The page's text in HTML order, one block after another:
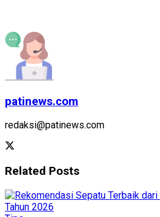
patinews.com
redaksi@patinews.com
Related Posts